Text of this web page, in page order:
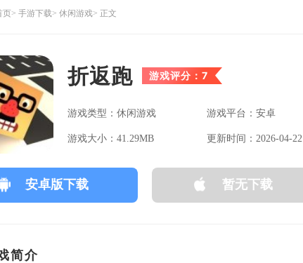
页 手游下载 休闲游戏 正文
折返跑 游戏评分：7
游戏类型：休闲游戏 游戏平台：安卓
游戏大小：41.29MB 更新时间：2026-04-22
安卓版下载 暂无下载
简介